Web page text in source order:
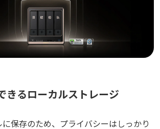
きるローカルストレージ
保存のため、プライバシーはしっかり